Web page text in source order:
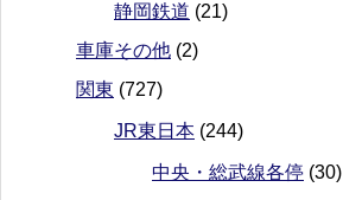
静岡鉄道 (21)
車庫その他 (2)
関東 (727)
JR東日本 (244)
中央・総武線各停 (30)